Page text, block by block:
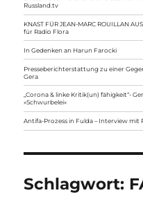
Russland.tv
KNAST FÜR JEAN-MARC ROUILLAN
für Radio Flora
In Gedenken an Harun Farocki
Presseberichterstattung zu einer
Gera
„Corona & linke Kritik(un) fähigkeit“-
»Schwurbelei«
Antifa-Prozess in Fulda – Interview mit
Schlagwort: